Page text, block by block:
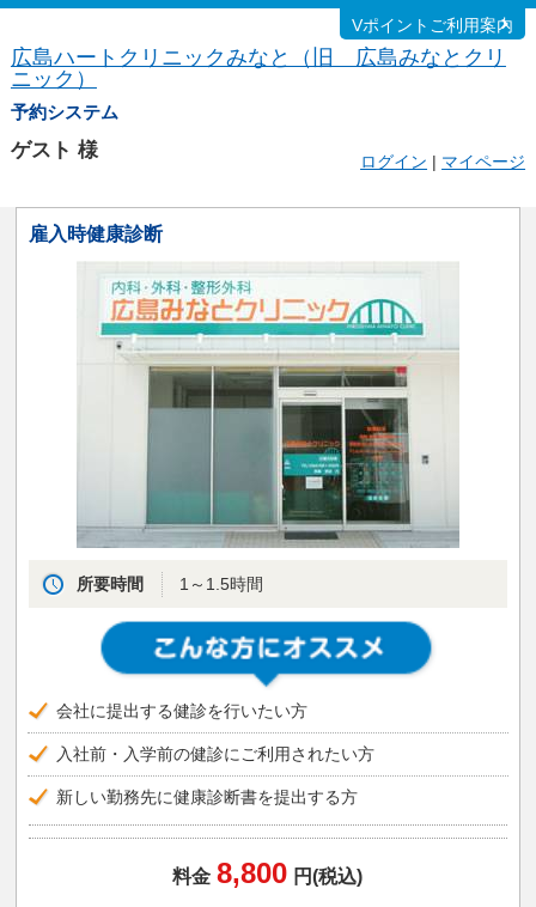
広島ハートクリニックみなと（旧 広島みなとクリ
ニック）
予約システム
Vポイントご利用案内
ゲスト 様 ログイン | マイページ
雇入時健康診断
所要時間 1～1.5時間
会社に提出する健診を行いたい方
入社前・入学前の健診にご利用されたい方
新しい勤務先に健康診断書を提出する方
料金 8,800 円(税込)